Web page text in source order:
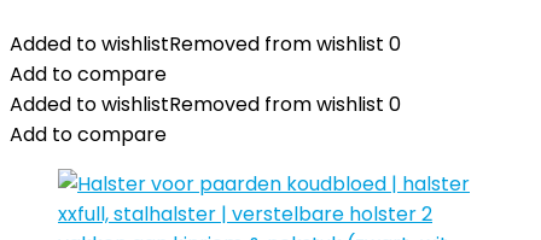
Added to wishlistRemoved from wishlist 0
Add to compare
Added to wishlistRemoved from wishlist 0
Add to compare